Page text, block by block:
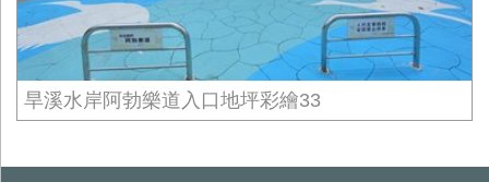
旱溪水岸阿勃樂道入口地坪彩繪33